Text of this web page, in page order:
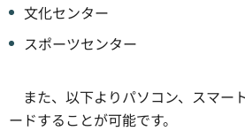
文化センター
スポーツセンター
また、以下よりパソコン、スマー
ードすることが可能です。